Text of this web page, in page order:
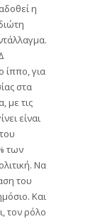
η
ίππο, για
στα
με τις
είναι
των
Να
του
Και
τον ρόλο